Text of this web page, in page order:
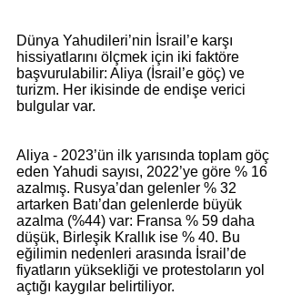
Dünya Yahudileri’nin İsrail’e karşı
hissiyatlarını ölçmek için iki faktöre
başvurulabilir: Aliya (İsrail’e göç) ve
turizm. Her ikisinde de endişe verici
bulgular var.
Aliya - 2023’ün ilk yarısında toplam göç
eden Yahudi sayısı, 2022’ye göre % 16
azalmış. Rusya’dan gelenler % 32
artarken Batı’dan gelenlerde büyük
azalma (%44) var: Fransa % 59 daha
düşük, Birleşik Krallık ise % 40. Bu
eğilimin nedenleri arasında İsrail’de
fiyatların yüksekliği ve protestoların yol
açtığı kaygılar belirtiliyor.